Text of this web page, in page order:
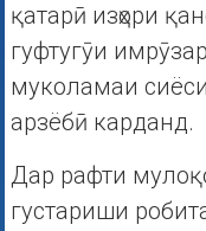
қатарӣ изҳори
гуфтугӯи
муколамаи
арзёбӣ карданд.
Дар рафти
густариши